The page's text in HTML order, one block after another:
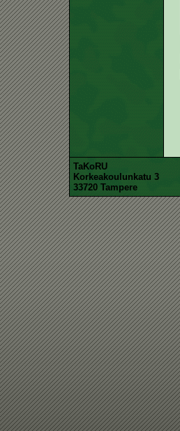
TaKoRU
Korkeakoulunkatu 3
33720 Tampere